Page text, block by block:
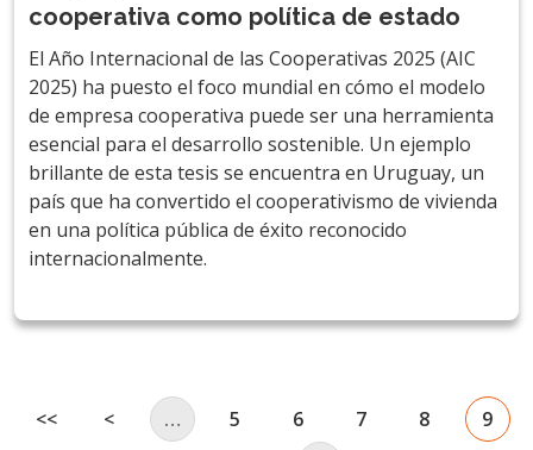
cooperativa como política de estado
El Año Internacional de las Cooperativas 2025 (AIC
2025) ha puesto el foco mundial en cómo el modelo
de empresa cooperativa puede ser una herramienta
esencial para el desarrollo sostenible. Un ejemplo
brillante de esta tesis se encuentra en Uruguay, un
país que ha convertido el cooperativismo de vivienda
en una política pública de éxito reconocido
internacionalmente.
First page
<< Página anterior
< … Página
5 Página
6 Página
7 Página
8
9